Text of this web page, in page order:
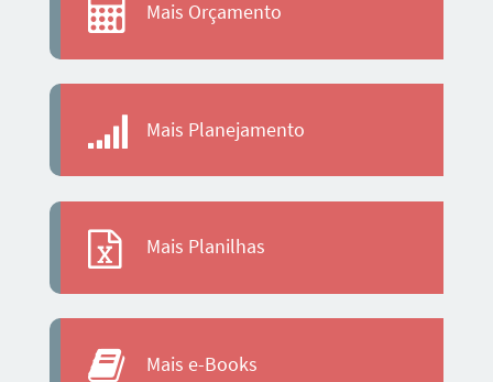
Mais Orçamento
Mais Planejamento
Mais Planilhas
Mais e-Books